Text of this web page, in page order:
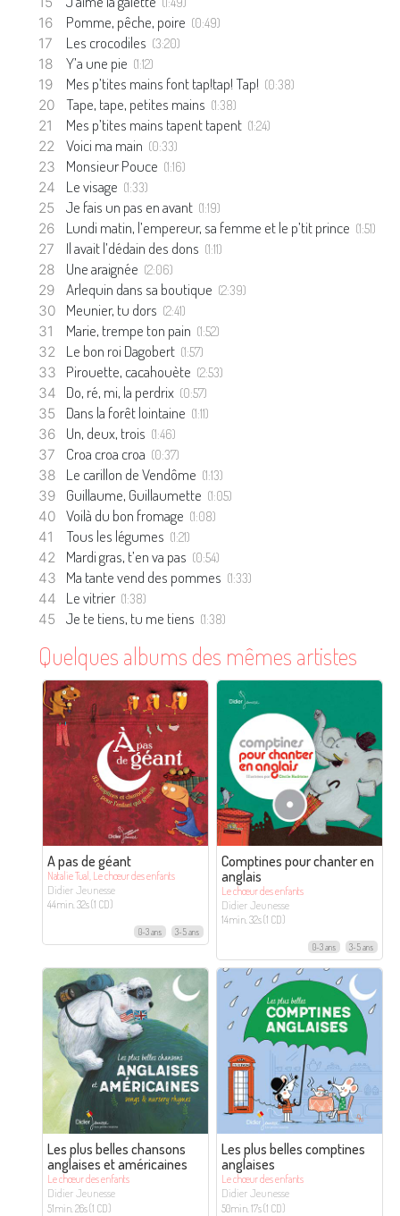
Pomme, pêche, poire (0:49)
Les crocodiles (3:20)
Y’a une pie (1:12)
Mes p’tites mains font tap!tap! Tap! (0:38)
Tape, tape, petites mains (1:38)
Mes p’tites mains tapent tapent (1:24)
Voici ma main (0:33)
Monsieur Pouce (1:16)
Le visage (1:33)
Je fais un pas en avant (1:19)
Lundi matin, l’empereur, sa femme et le p’tit prince (1:51)
Il avait l’dédain des dons (1:11)
Une araignée (2:06)
Arlequin dans sa boutique (2:39)
Meunier, tu dors (2:41)
Marie, trempe ton pain (1:52)
Le bon roi Dagobert (1:57)
Pirouette, cacahouète (2:53)
Do, ré, mi, la perdrix (0:57)
Dans la forêt lointaine (1:11)
Un, deux, trois (1:46)
Croa croa croa (0:37)
Le carillon de Vendôme (1:13)
Guillaume, Guillaumette (1:05)
Voilà du bon fromage (1:08)
Tous les légumes (1:21)
Mardi gras, t’en va pas (0:54)
Ma tante vend des pommes (1:33)
Le vitrier (1:38)
Je te tiens, tu me tiens (1:38)
Quelques albums des mêmes artistes
A pas de géant
Natalie Tual, Le chœur des enfants
Didier Jeunesse
44min. 32s (1 CD)
0-3 ans 3-5 ans
Comptines pour chanter en
anglais
Le chœur des enfants
Didier Jeunesse
14min. 32s (1 CD)
0-3 ans 3-5 ans
Les plus belles chansons
anglaises et américaines
Le chœur des enfants
Didier Jeunesse
51min. 26s (1 CD)
Les plus belles comptines
anglaises
Le chœur des enfants
Didier Jeunesse
50min. 17s (1 CD)